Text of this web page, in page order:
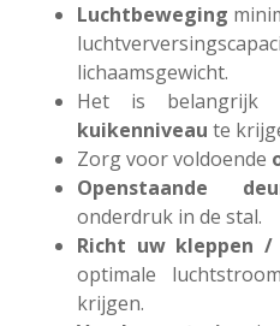
Luchtbeweging
lichaamsgewicht.
Het is belangrijk
kuikenniveau te
Zorg voor voldoende
Openstaande
onderdruk in de stal.
Richt uw kleppen /
optimale
krijgen.